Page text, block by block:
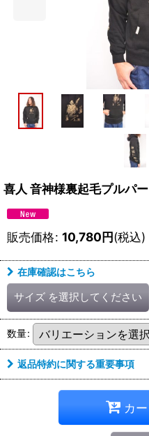
喜人 音神様裏起毛プルパ
販売価格: 10,780円(税込)
在庫確認はこちら
サイズ を選択してください
数量:
返品特約に関する重要事項
カ